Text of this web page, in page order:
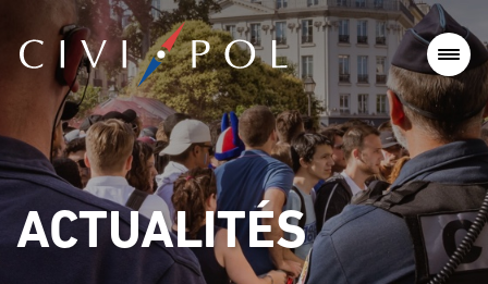
ACTUALITÉS